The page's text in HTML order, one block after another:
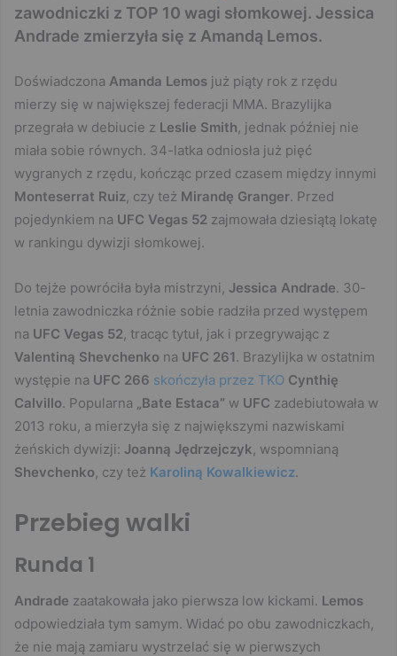
zawodniczki z TOP 10 wagi słomkowej. Jessica
Andrade zmierzyła się z Amandą Lemos.
Doświadczona Amanda Lemos już piąty rok z rzędu
mierzy się w największej federacji MMA. Brazylijka
przegrała w debiucie z Leslie Smith, jednak później nie
miała sobie równych. 34-latka odniosła już pięć
wygranych z rzędu, kończąc przed czasem między innymi
Monteserrat Ruiz, czy też Mirandę Granger. Przed
pojedynkiem na UFC Vegas 52 zajmowała dziesiątą lokatę
w rankingu dywizji słomkowej.
Do tejże powróciła była mistrzyni, Jessica Andrade. 30-
letnia zawodniczka różnie sobie radziła przed występem
na UFC Vegas 52, tracąc tytuł, jak i przegrywając z
Valentiną Shevchenko na UFC 261. Brazylijka w ostatnim
występie na UFC 266 skończyła przez TKO Cynthię
Calvillo. Popularna „Bate Estaca” w UFC zadebiutowała w
2013 roku, a mierzyła się z największymi nazwiskami
żeńskich dywizji: Joanną Jędrzejczyk, wspomnianą
Shevchenko, czy też Karoliną Kowalkiewicz.
Przebieg walki
Runda 1
Andrade zaatakowała jako pierwsza low kickami. Lemos
odpowiedziała tym samym. Widać po obu zawodniczkach,
że nie mają zamiaru wystrzelać się w pierwszych